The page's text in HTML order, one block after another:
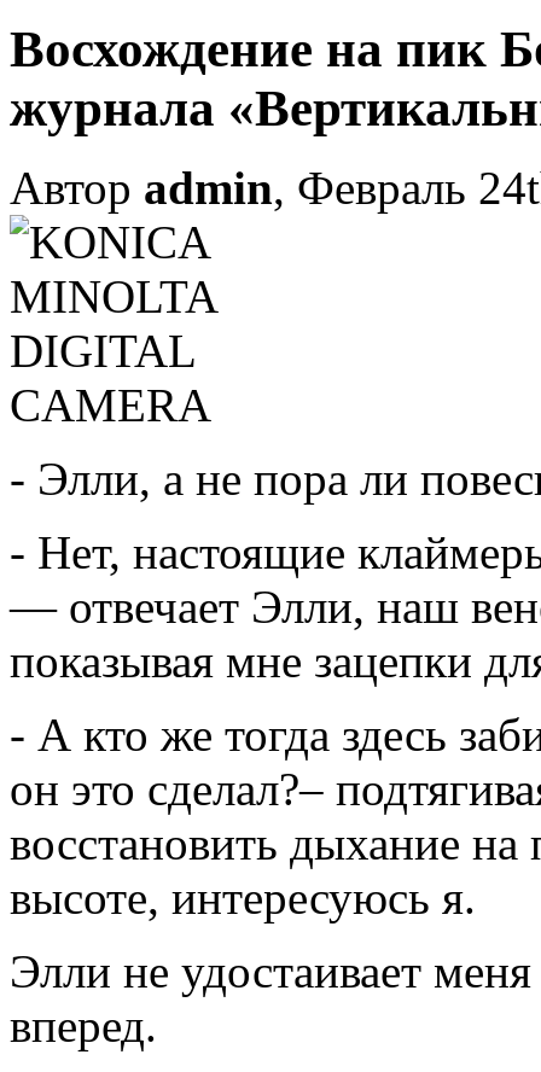
Восхождение на пик
журнала
Автор admin, Февраль
- Элли, а не пора ли
- Нет, настоящие
— отвечает Элли, наш
показывая мне зацепки
- А кто же тогда здесь
он это сделал?–
восстановить дыхание
высоте, интересуюсь я.
Элли не удостаивает
вперед.